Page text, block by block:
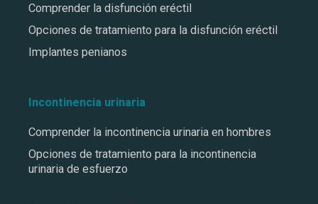
Comprender la disfunción eréctil
Opciones de tratamiento para la disfunción eréctil
Implantes penianos
Incontinencia urinaria
Comprender la incontinencia urinaria en hombres
Opciones de tratamiento para la incontinencia
urinaria de esfuerzo